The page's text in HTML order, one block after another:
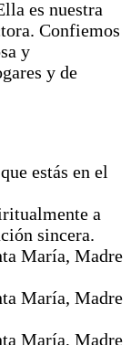
es nuestra
Confiemos
y
y de
estás en el
a
sincera.
María, Madre
María, Madre
María, Madre